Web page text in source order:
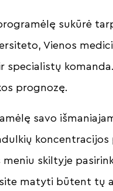
sukūrė
Vienos
specialistų
prognozę.
savo
skiltyje
matyti būtent tų